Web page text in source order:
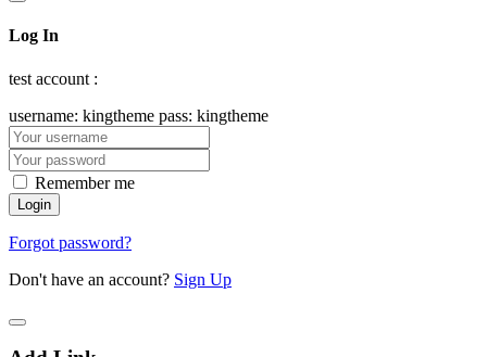
Log In
test account :
username: kingtheme pass: kingtheme
Remember me
Forgot password?
Don't have an account? Sign Up